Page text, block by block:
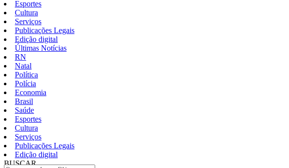
Esportes
Cultura
Serviços
Publicações Legais
Edição digital
Últimas Notícias
RN
Natal
Política
Polícia
Economia
Brasil
Saúde
Esportes
Cultura
Serviços
Publicações Legais
Edição digital
BUSCAR